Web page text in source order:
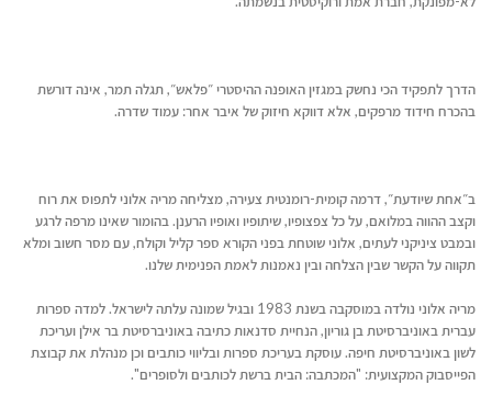
הדרך לתפקיד הכי נחשק במגזין האופנה ההיסטרי ״פלאש״, תגלה תמר, אינה דורשת
בהכרח חידוד מרפקים, אלא דווקא חיזוק של איבר אחר: עמוד שדרה.
ב״אחת שיודעת״, דרמה קומית-רומנטית צעירה, מצליחה מריה אלוני לתפוס את רוח
וקצב ההווה במלואם, על כל צפצופיו, שיתופיו ואופיו הרענן. בהומור שאינו מרפה לרגע
ובמבט ציניקני לעתים, אלוני שוטחת בפני הקורא ספר קליל וקולח, עם מסר חשוב ומלא
תקווה על הקשר שבין הצלחה ובין נאמנות לאמת הפנימית שלנו.
מריה אלוני נולדה במוסקבה בשנת 1983 ובגיל שמונה עלתה לישראל. למדה ספרות
עברית באוניברסיטת בן גוריון, הנחיית סדנאות כתיבה באוניברסיטת בר אילן ועריכת
לשון באוניברסיטת חיפה. עוסקת בעריכת ספרות ובליווי כותבים וכן מנהלת את קבוצת
הפייסבוק המקצועית: "המכתבה: הבית ברשת לכותבים ולסופרים".